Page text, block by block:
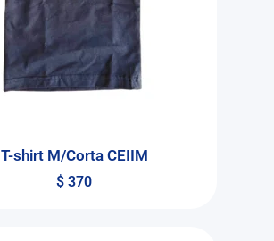
T-shirt M/Corta CEIIM
$ 370